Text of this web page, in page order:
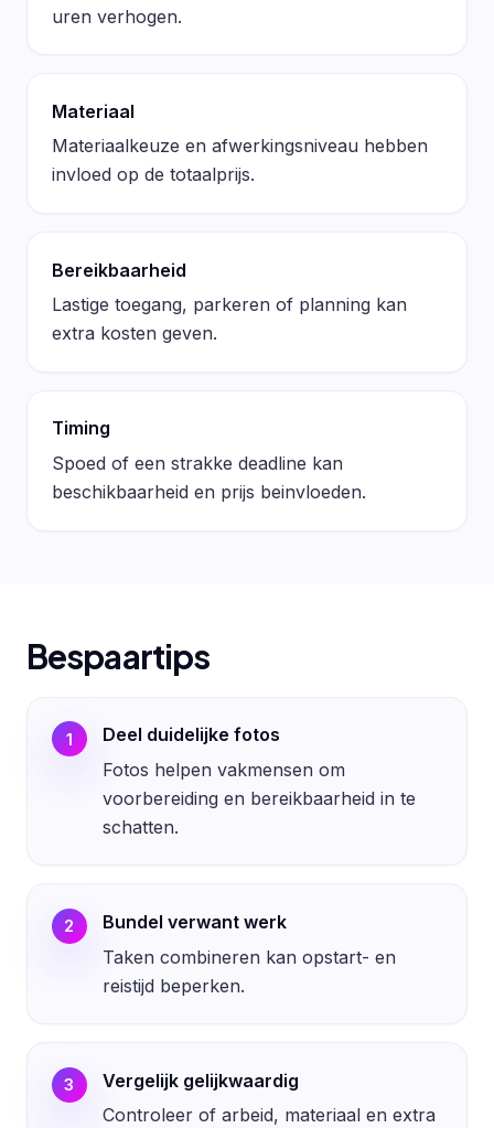
uren verhogen.
Materiaal
Materiaalkeuze en afwerkingsniveau hebben
invloed op de totaalprijs.
Bereikbaarheid
Lastige toegang, parkeren of planning kan
extra kosten geven.
Timing
Spoed of een strakke deadline kan
beschikbaarheid en prijs beinvloeden.
Bespaartips
1
Deel duidelijke fotos
Fotos helpen vakmensen om
voorbereiding en bereikbaarheid in te
schatten.
2
Bundel verwant werk
Taken combineren kan opstart- en
reistijd beperken.
3
Vergelijk gelijkwaardig
Controleer of arbeid, materiaal en extra